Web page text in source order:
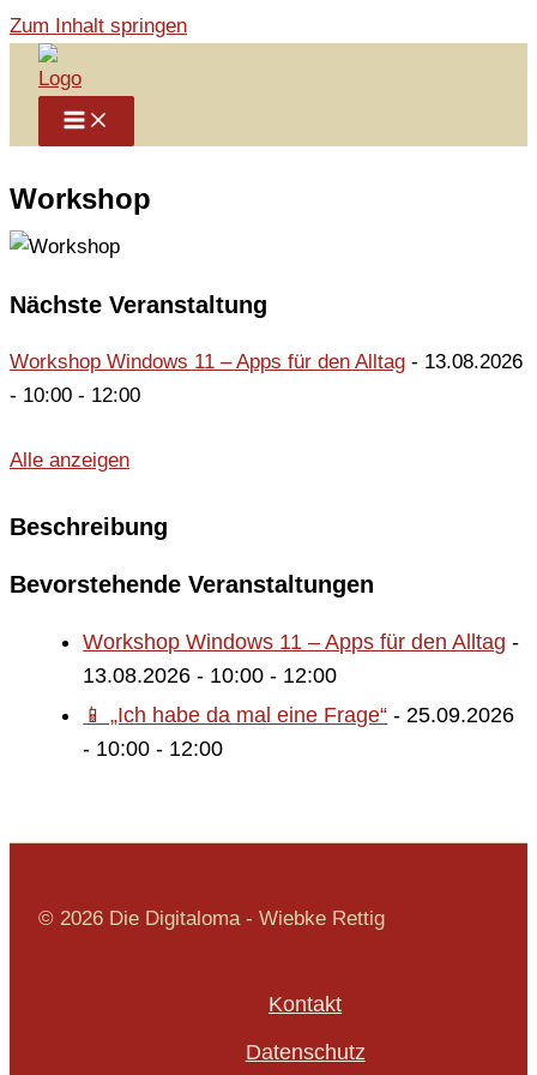
Zum Inhalt springen
Workshop
Nächste Veranstaltung
Workshop Windows 11 – Apps für den Alltag - 13.08.2026
- 10:00 - 12:00
Alle anzeigen
Beschreibung
Bevorstehende Veranstaltungen
Workshop Windows 11 – Apps für den Alltag -
13.08.2026 - 10:00 - 12:00
📱 „Ich habe da mal eine Frage“ - 25.09.2026
- 10:00 - 12:00
© 2026 Die Digitaloma - Wiebke Rettig
Kontakt
Datenschutz